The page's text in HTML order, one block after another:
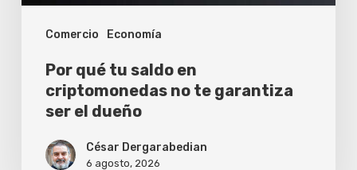
Comercio Economía
garantiza
dueño
Por qué tu saldo en
criptomonedas no te garantiza
ser el dueño
César Dergarabedian
6 agosto, 2026